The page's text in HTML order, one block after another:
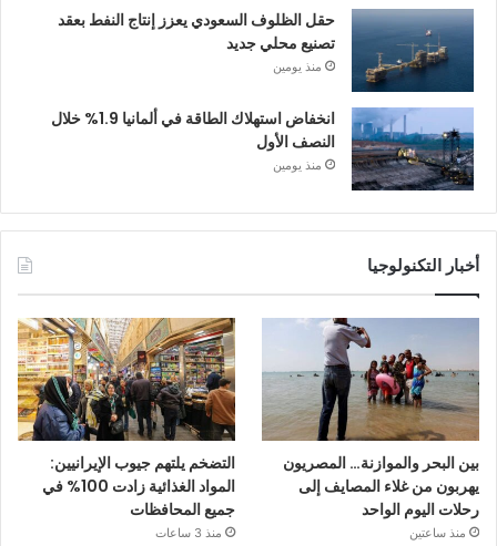
حقل الظلوف السعودي يعزز إنتاج النفط بعقد
تصنيع محلي جديد
منذ يومين
انخفاض استهلاك الطاقة في ألمانيا 1.9% خلال
النصف الأول
منذ يومين
أخبار التكنولوجيا
بين البحر والموازنة… المصريون
يهربون من غلاء المصايف إلى
رحلات اليوم الواحد
منذ ساعتين
التضخم يلتهم جيوب الإيرانيين:
المواد الغذائية زادت 100% في
جميع المحافظات
منذ 3 ساعات